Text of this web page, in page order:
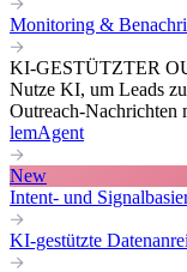
Monitoring &
KI-GESTÜTZTER
Nutze KI, um Leads
Outreach-Nachrichten
lemAgent
New
Intent- und
KI-gestützte